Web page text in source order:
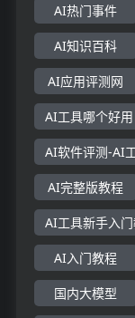
AI热门事件
AI知识百科
AI应用评测网
AI工具哪个好用
AI软件评测-AI
AI完整版教程
AI工具新手入
AI入门教程
国内大模型